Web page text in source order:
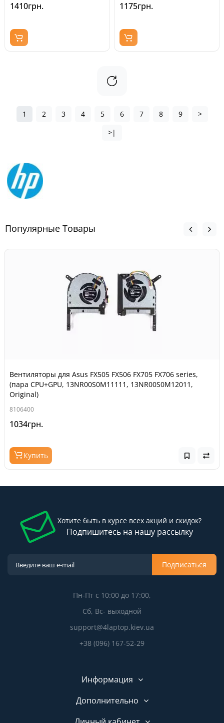
1410грн. 1175грн.
1 2 3 4 5 6 7 8 9
>
>|
Популярные Товары
Вентиляторы для Asus FX505 FX506 FX705 FX706 series,
(пара CPU+GPU, 13NR00S0M11111, 13NR00S0M12011,
Original)
8106400
1034грн.
Купить
Хотите быть в курсе всех акций и скидок?
Подпишитесь на нашу рассылку
Подписаться
Пн-Пт с 10:00 до 17:00,
Сб, Вс- выходной
support@4laptop.kiev.ua
+38 (096) 167-52-29
Информация
Дополнительно